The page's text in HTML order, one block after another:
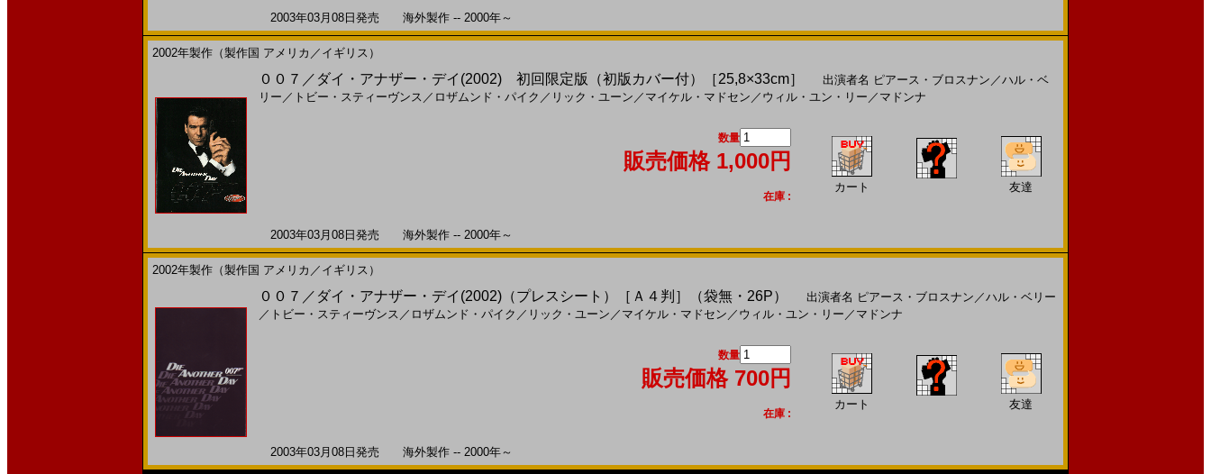
2003年03月08日発売 海外製作 -- 2000年～
2002年製作（製作国 アメリカ／イギリス）
００７／ダイ・アナザー・デイ(2002) 初回限定版（初版カバー付）［25,8×33cm］ 出演者名 ピアース・ブロスナン ／ハル・ベ
リー ／ トビー・スティーヴンス ／ ロザムンド・パイク ／ リック・ユーン ／ マイケル・マドセン ／ ウィル・ユン・リー ／ マドンナ
数量
販売価格 1,000円
在庫 :
カート 友達
2003年03月08日発売 海外製作 -- 2000年～
2002年製作（製作国 アメリカ／イギリス）
００７／ダイ・アナザー・デイ(2002)（プレスシート）［Ａ４判］（袋無・26P） 出演者名 ピアース・ブロスナン ／ハル・ベリー
／ トビー・スティーヴンス ／ ロザムンド・パイク ／ リック・ユーン ／ マイケル・マドセン ／ ウィル・ユン・リー ／ マドンナ
数量
販売価格 700円
在庫 :
カート 友達
2003年03月08日発売 海外製作 -- 2000年～